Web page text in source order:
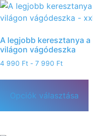
A legjobb keresztanya a
világon vágódeszka
4 990 Ft - 7 990 Ft
Opciók választása